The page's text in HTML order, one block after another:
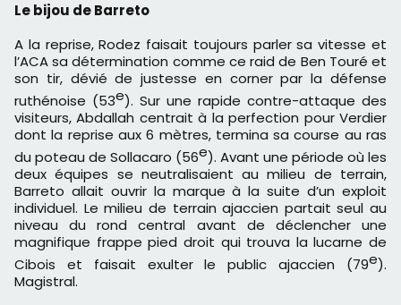
Le bijou de Barreto
A la reprise, Rodez faisait toujours parler sa vitesse et
l’ACA sa détermination comme ce raid de Ben Touré et
son tir, dévié de justesse en corner par la défense
ruthénoise (53e). Sur une rapide contre-attaque des
visiteurs, Abdallah centrait à la perfection pour Verdier
dont la reprise aux 6 mètres, termina sa course au ras
du poteau de Sollacaro (56e). Avant une période où les
deux équipes se neutralisaient au milieu de terrain,
Barreto allait ouvrir la marque à la suite d’un exploit
individuel. Le milieu de terrain ajaccien partait seul au
niveau du rond central avant de déclencher une
magnifique frappe pied droit qui trouva la lucarne de
Cibois et faisait exulter le public ajaccien (79e).
Magistral.